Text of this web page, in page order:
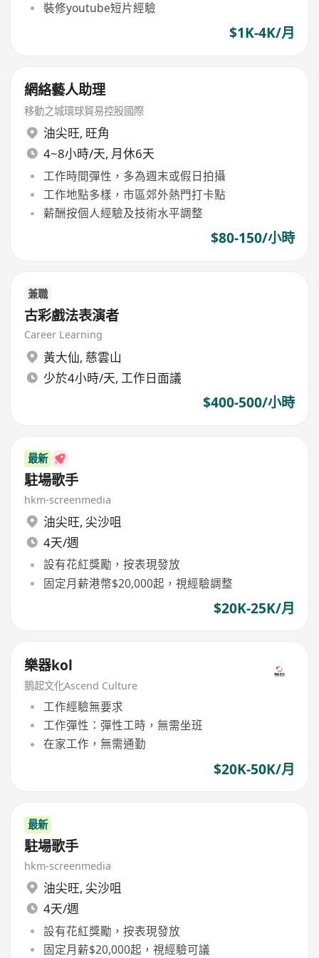
裝修youtube短片經驗
$1K-4K/月
網絡藝人助理
移動之城環球貿易控股國際
油尖旺, 旺角
4~8小時/天, 月休6天
工作時間彈性，多為週末或假日拍攝
工作地點多樣，市區郊外熱門打卡點
薪酬按個人經驗及技術水平調整
$80-150/小時
兼職
古彩戲法表演者
Career Learning
黃大仙, 慈雲山
少於4小時/天, 工作日面議
$400-500/小時
最新
駐場歌手
hkm-screenmedia
油尖旺, 尖沙咀
4天/週
設有花紅獎勵，按表現發放
固定月薪港幣$20,000起，視經驗調整
$20K-25K/月
樂器kol
鵲起文化Ascend Culture
工作經驗無要求
工作彈性：彈性工時，無需坐班
在家工作，無需通勤
$20K-50K/月
最新
駐場歌手
hkm-screenmedia
油尖旺, 尖沙咀
4天/週
設有花紅獎勵，按表現發放
固定月薪$20,000起，視經驗可議